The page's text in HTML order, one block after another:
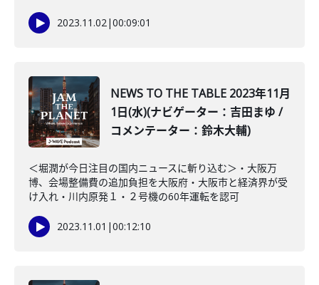
2023.11.02|00:09:01
NEWS TO THE TABLE 2023年11月
1日(水)(ナビゲーター：吉田まゆ /
コメンテーター：鈴木大輔)
＜堀潤が今日注目の国内ニュースに斬り込む＞・大阪万
博、会場整備費の追加負担を大阪府・大阪市と経済界が受
け入れ・川内原発１・２号機の60年運転を認可
2023.11.01 |00:12:10